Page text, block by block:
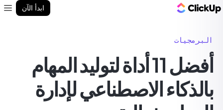
ابدأ الآن
البرمجيات
أفضل 11 أداة لتوليد المهام
بالذكاء الاصطناعي لإدارة